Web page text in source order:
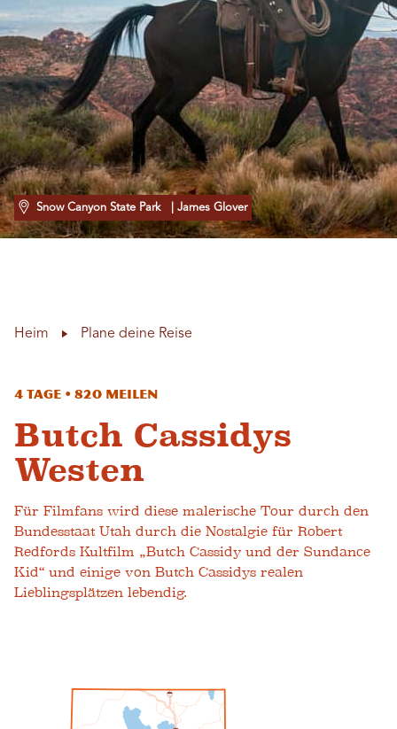
Snow Canyon State Park | James Glover
Heim Plane deine Reise
4 Tage • 820 Meilen
Butch Cassidys
Westen
Für Filmfans wird diese malerische Tour durch den
Bundesstaat Utah durch die Nostalgie für Robert
Redfords Kultfilm „Butch Cassidy und der Sundance
Kid“ und einige von Butch Cassidys realen
Lieblingsplätzen lebendig.
15